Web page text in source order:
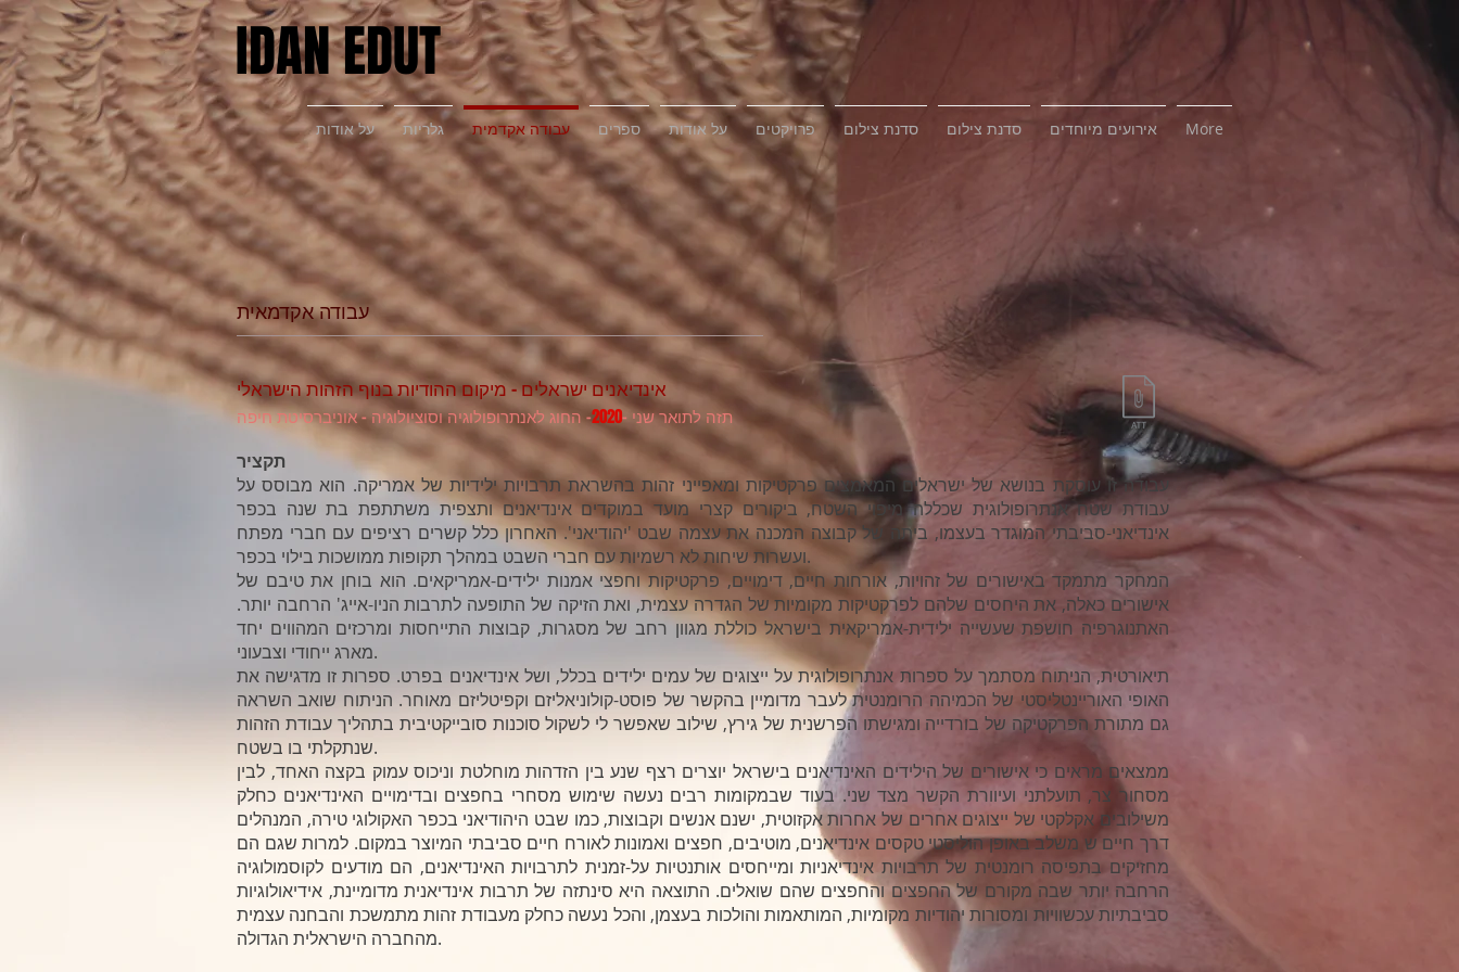
IDAN EDUT
על אודות גלריות עבודה אקדמית ספרים על אודות פרויקטים סדנת צילום סדנת צילום אירועים מיוחדים More
עבודה אקדמאית
אינדיאנים ישראלים - מיקום ההודיות בנוף הזהות הישראלי
תזה לתואר שני -2020- החוג לאנתרופולוגיה וסוציולוגיה - אוניברסיטת חיפה
תקציר
עבודה זו עוסקת בנושא של ישראלים המאמצים פרקטיקות ומאפייני זהות בהשראת תרבויות ילידיות של אמריקה. הוא מבוסס על
עבודת שטח אנתרופולוגית שכללה מיפוי השטח, ביקורים קצרי מועד במוקדים אינדיאנים ותצפית משתתפת בת שנה בכפר
אינדיאני-סביבתי המוגדר בעצמו, ביתה של קבוצה המכנה את עצמה שבט 'יהודיאני'. האחרון כלל קשרים רציפים עם חברי מפתח
ועשרות שיחות לא רשמיות עם חברי השבט במהלך תקופות ממושכות בילוי בכפר.
המחקר מתמקד באישורים של זהויות, אורחות חיים, דימויים, פרקטיקות וחפצי אמנות ילידים-אמריקאים. הוא בוחן את טיבם של
אישורים כאלה, את היחסים שלהם לפרקטיקות מקומיות של הגדרה עצמית, ואת הזיקה של התופעה לתרבות הניו-אייג' הרחבה יותר.
האתנוגרפיה חושפת שעשייה ילידית-אמריקאית בישראל כוללת מגוון רחב של מסגרות, קבוצות התייחסות ומרכזים המהווים יחד
מארג ייחודי וצבעוני.
תיאורטית, הניתוח מסתמך על ספרות אנתרופולוגית על ייצוגים של עמים ילידים בכלל, ושל אינדיאנים בפרט. ספרות זו מדגישה את
האופי האוריינטליסטי של הכמיהה הרומנטית לעבר מדומיין בהקשר של פוסט-קולוניאליזם וקפיטליזם מאוחר. הניתוח שואב השראה
גם מתורת הפרקטיקה של בורדייה ומגישתו הפרשנית של גירץ, שילוב שאפשר לי לשקול סוכנות סובייקטיבית בתהליך עבודת הזהות
שנתקלתי בו בשטח.
ממצאים מראים כי אישורים של הילידים האינדיאנים בישראל יוצרים רצף שנע בין הזדהות מוחלטת וניכוס עמוק בקצה האחד, לבין
מסחור צר, תועלתני ועיוורת הקשר מצד שני. בעוד שבמקומות רבים נעשה שימוש מסחרי בחפצים ובדימויים האינדיאנים כחלק
משילובים אקלקטי של ייצוגים אחרים של אחרות אקזוטית, ישנם אנשים וקבוצות, כמו שבט היהודיאני בכפר האקולוגי טירה, המנהלים
דרך חיים ש משלב באופן הוליסטי טקסים אינדיאנים, מוטיבים, חפצים ואמונות לאורח חיים סביבתי המיוצר במקום. למרות שגם הם
מחזיקים בתפיסה רומנטית של תרבויות אינדיאניות ומייחסים אותנטיות על-זמנית לתרבויות האינדיאנים, הם מודעים לקוסמולוגיה
הרחבה יותר שבה מקורם של החפצים והחפצים שהם שואלים. התוצאה היא סינתזה של תרבות אינדיאנית מדומיינת, אידיאולוגיות
סביבתיות עכשוויות ומסורות יהודיות מקומיות, המותאמות והולכות בעצמן, והכל נעשה כחלק מעבודת זהות מתמשכת והבחנה עצמית
מהחברה הישראלית הגדולה.